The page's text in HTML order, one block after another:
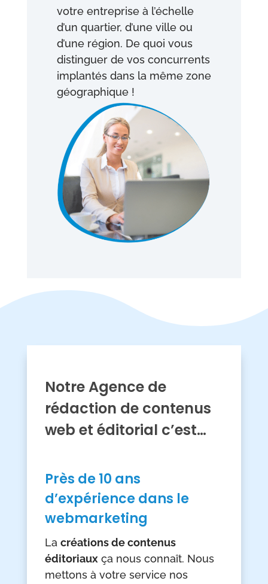
votre entreprise à l’échelle
d’un quartier, d’une ville ou
d’une région. De quoi vous
distinguer de vos concurrents
implantés dans la même zone
géographique !
Notre Agence de
rédaction de contenus
web et éditorial c’est…
Près de 10 ans
d’expérience dans le
webmarketing
La créations de contenus
éditoriauxça nous connaît. Nous
mettons à votre service nos